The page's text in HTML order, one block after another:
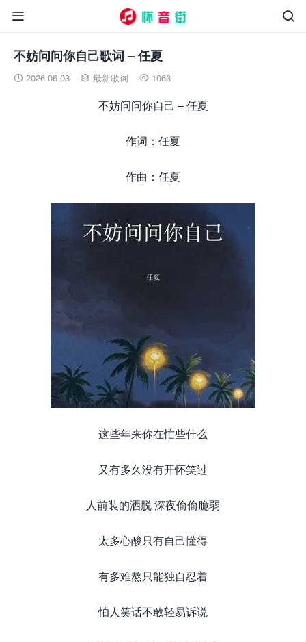


不妨问问你自己歌词 – 任夏
 2026-06-03  最新歌词  1063
不妨问问你自己 – 任夏
作词：任夏
作曲：任夏
这些年来你在忙些什么
又有多久没有开怀笑过
人前装的洒脱 深夜偷偷脆弱
太多心酸只有自己懂得
有多难熬只能独自忍着
怕人笑话不敢轻易诉说